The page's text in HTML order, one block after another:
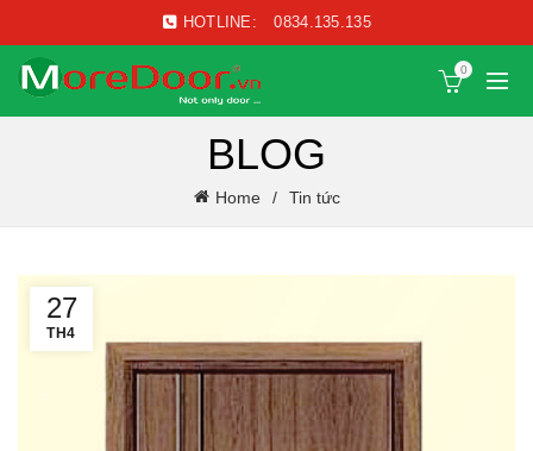
HOTLINE: 0834.135.135
0
BLOG
Home Tin tức
27
TH4